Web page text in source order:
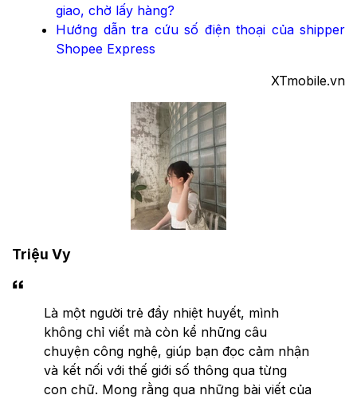
giao, chờ lấy hàng?
Hướng dẫn tra cứu số điện thoại của shipper
Shopee Express
XTmobile.vn
Triệu Vy
Là một người trẻ đầy nhiệt huyết, mình
không chỉ viết mà còn kể những câu
chuyện công nghệ, giúp bạn đọc cảm nhận
và kết nối với thế giới số thông qua từng
con chữ. Mong rằng qua những bài viết của